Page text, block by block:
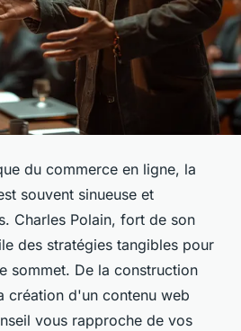
du commerce en ligne, la
souvent sinueuse et
Charles Polain, fort de son
des stratégies tangibles pour
sommet. De la construction
création d'un contenu web
vous rapproche de vos